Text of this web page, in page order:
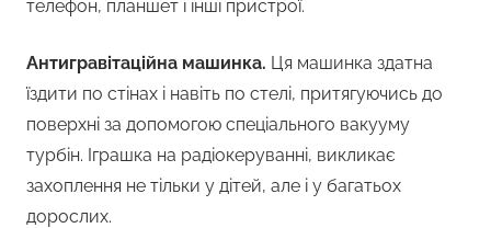
телефон, планшет і інші пристрої.
Антигравітаційна машинка. Ця машинка здатна
їздити по стінах і навіть по стелі, притягуючись до
поверхні за допомогою спеціального вакууму
турбін. Іграшка на радіокеруванні, викликає
захоплення не тільки у дітей, але і у багатьох
дорослих.